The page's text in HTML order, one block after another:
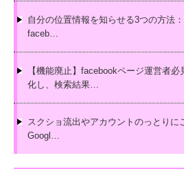
自分の位置情報を知らせる3つの方法
faceb…
【機能廃止】facebookページ運営者
化し、検索結果…
スクショ流出やアカウントのっとりに
Googl…